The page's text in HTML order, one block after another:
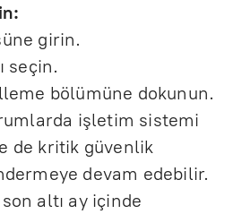
girin.
seçin.
bölümüne dokunun.
işletim sistemi
de kritik güvenlik
devam edebilir.
altı ay içinde